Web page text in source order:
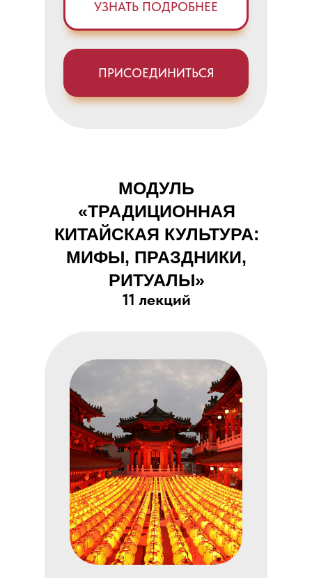
УЗНАТЬ ПОДРОБНЕЕ
ПРИСОЕДИНИТЬСЯ
МОДУЛЬ
«ТРАДИЦИОННАЯ
КИТАЙСКАЯ КУЛЬТУРА:
МИФЫ, ПРАЗДНИКИ,
РИТУАЛЫ»
11 лекций